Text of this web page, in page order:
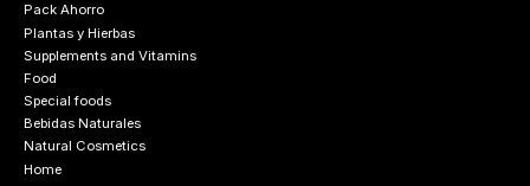
Pack Ahorro
Plantas y Hierbas
Supplements and Vitamins
Food
Special foods
Bebidas Naturales
Natural Cosmetics
Home